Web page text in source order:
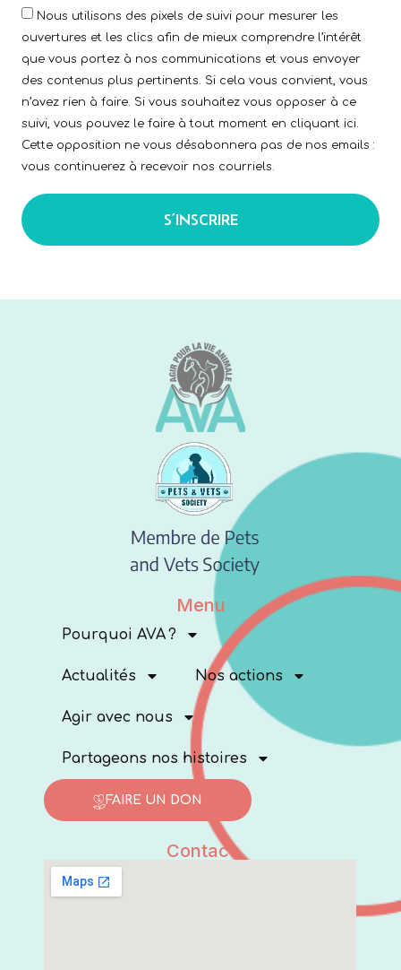
Nous utilisons des pixels de suivi pour mesurer les
ouvertures et les clics afin de mieux comprendre l’intérêt
que vous portez à nos communications et vous envoyer
des contenus plus pertinents. Si cela vous convient, vous
n’avez rien à faire. Si vous souhaitez vous opposer à ce
suivi, vous pouvez le faire à tout moment en cliquant ici.
Cette opposition ne vous désabonnera pas de nos emails :
vous continuerez à recevoir nos courriels.
S’INSCRIRE
Menu
Pourquoi AVA ?
Actualités Nos actions
Agir avec nous
Partageons nos histoires
FAIRE UN DON
Contact